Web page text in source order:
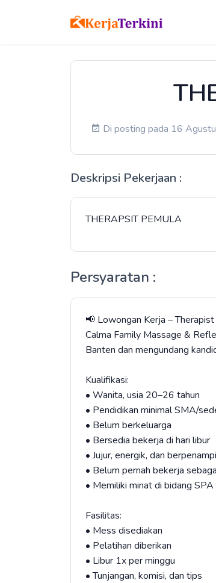
Di posting pada 16
Deskripsi Pekerjaan :
THERAPSIT PEMULA
Persyaratan :
📢 Lowongan Kerja –
Calma Family Massage &
Banten dan mengundang
Kualifikasi:
• Wanita, usia 20–26 tahun
• Pendidikan minimal SMA/
• Belum berkeluarga
• Bersedia bekerja di hari libur
• Jujur, energik, dan
• Belum pernah bekerja
• Memiliki minat di bidang SPA
Fasilitas:
• Mess disediakan
• Pelatihan diberikan
• Libur 1x per minggu
• Tunjangan, komisi, dan tips